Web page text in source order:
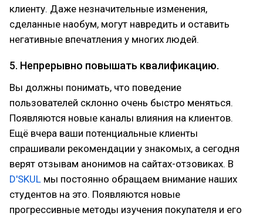
клиенту. Даже незначительные изменения,
сделанные наобум, могут навредить и оставить
негативные впечатления у многих людей.
5. Непрерывно повышать квалификацию.
Вы должны понимать, что поведение
пользователей склонно очень быстро меняться.
Появляются новые каналы влияния на клиентов.
Ещё вчера ваши потенциальные клиенты
спрашивали рекомендации у знакомых, а сегодня
верят отзывам анонимов на сайтах-отзовиках. В
D'SKUL мы постоянно обращаем внимание наших
студентов на это. Появляются новые
прогрессивные методы изучения покупателя и его